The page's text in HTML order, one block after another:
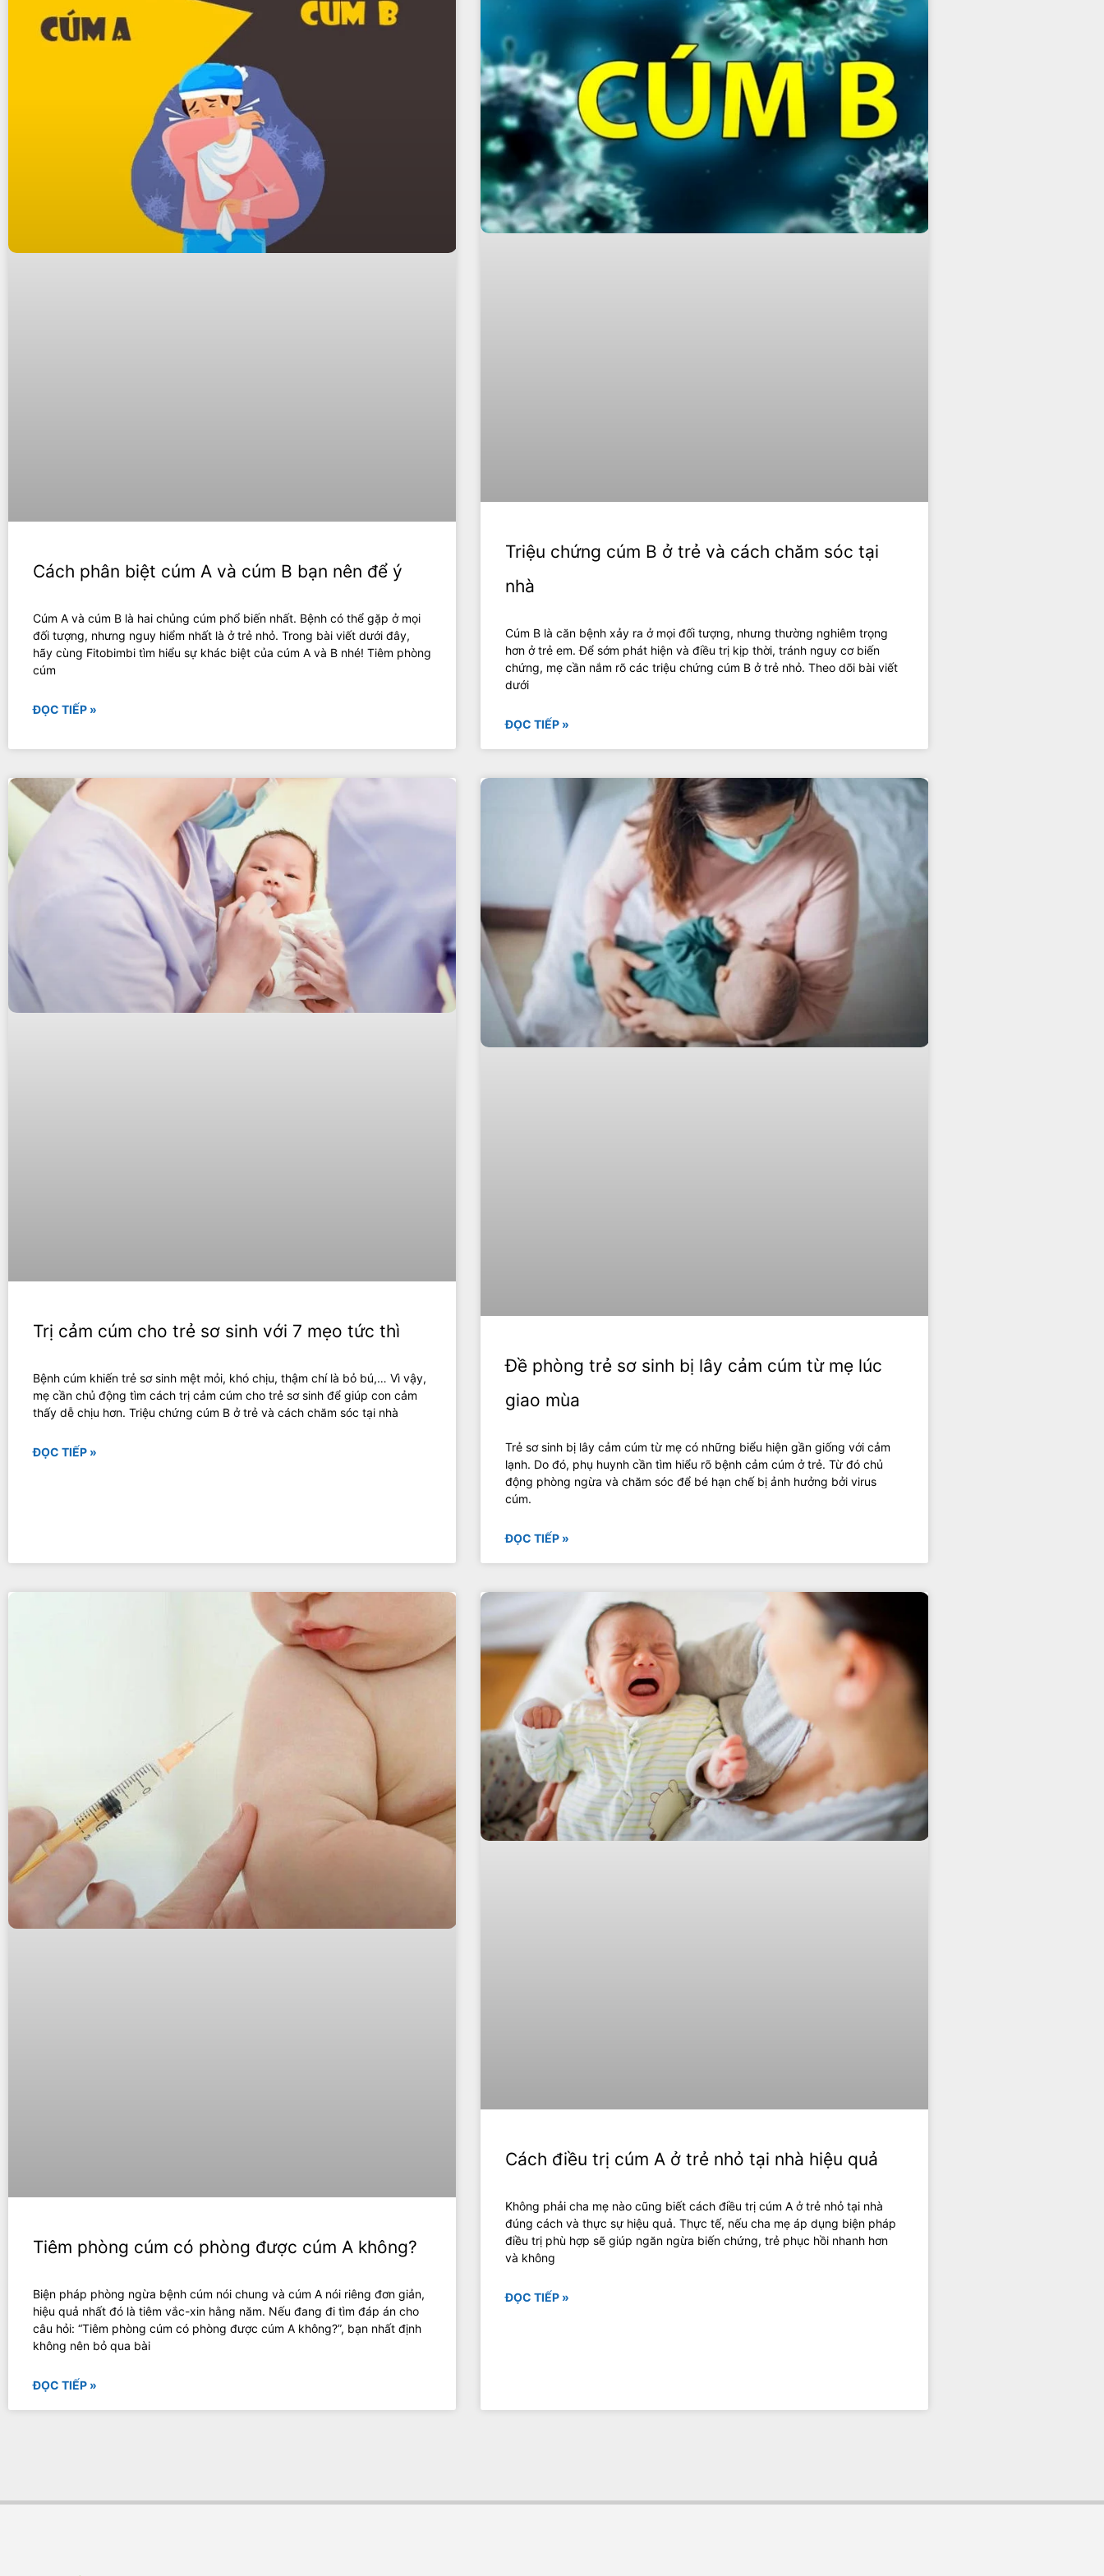
Cách phân biệt cúm A và cúm B bạn nên để ý
Cúm A và cúm B là hai chủng cúm phổ biến nhất. Bệnh có thể gặp ở mọi
đối tượng, nhưng nguy hiểm nhất là ở trẻ nhỏ. Trong bài viết dưới đây,
hãy cùng Fitobimbi tìm hiểu sự khác biệt của cúm A và B nhé! Tiêm phòng
cúm
ĐỌC TIẾP »
Triệu chứng cúm B ở trẻ và cách chăm sóc tại
nhà
Cúm B là căn bệnh xảy ra ở mọi đối tượng, nhưng thường nghiêm trọng
hơn ở trẻ em. Để sớm phát hiện và điều trị kịp thời, tránh nguy cơ biến
chứng, mẹ cần nắm rõ các triệu chứng cúm B ở trẻ nhỏ. Theo dõi bài viết
dưới
ĐỌC TIẾP »
Trị cảm cúm cho trẻ sơ sinh với 7 mẹo tức thì
Bệnh cúm khiến trẻ sơ sinh mệt mỏi, khó chịu, thậm chí là bỏ bú,… Vì vậy,
mẹ cần chủ động tìm cách trị cảm cúm cho trẻ sơ sinh để giúp con cảm
thấy dễ chịu hơn. Triệu chứng cúm B ở trẻ và cách chăm sóc tại nhà
ĐỌC TIẾP »
Đề phòng trẻ sơ sinh bị lây cảm cúm từ mẹ lúc
giao mùa
Trẻ sơ sinh bị lây cảm cúm từ mẹ có những biểu hiện gần giống với cảm
lạnh. Do đó, phụ huynh cần tìm hiểu rõ bệnh cảm cúm ở trẻ. Từ đó chủ
động phòng ngừa và chăm sóc để bé hạn chế bị ảnh hưởng bởi virus
cúm.
ĐỌC TIẾP »
Tiêm phòng cúm có phòng được cúm A không?
Biện pháp phòng ngừa bệnh cúm nói chung và cúm A nói riêng đơn giản,
hiệu quả nhất đó là tiêm vắc-xin hằng năm. Nếu đang đi tìm đáp án cho
câu hỏi: “Tiêm phòng cúm có phòng được cúm A không?”, bạn nhất định
không nên bỏ qua bài
ĐỌC TIẾP »
Cách điều trị cúm A ở trẻ nhỏ tại nhà hiệu quả
Không phải cha mẹ nào cũng biết cách điều trị cúm A ở trẻ nhỏ tại nhà
đúng cách và thực sự hiệu quả. Thực tế, nếu cha mẹ áp dụng biện pháp
điều trị phù hợp sẽ giúp ngăn ngừa biến chứng, trẻ phục hồi nhanh hơn
và không
ĐỌC TIẾP »